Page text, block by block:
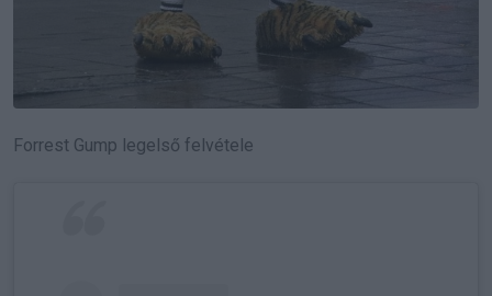
Forrest Gump legelső felvétele